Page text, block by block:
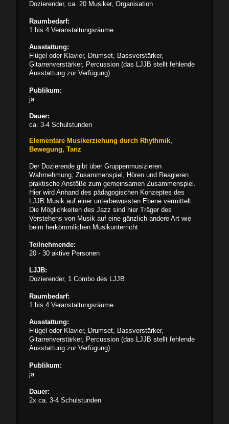
Dozierender, ca. 20 Musiker, Organisation
Raumbedarf:
1 bis 4 Veranstaltungsräume
Ausstattung:
Flügel oder Klavier, Drumset, Bassverstärker,
Gitarrenverstärker, Percussion (das LJJB stellt fehlende
Ausstattung zur Verfügung)
Publikum:
ja
Dauer:
ca. 3-4 Schulstunden
Elementare Musikerziehung durch Rhythmik,
Bewegung, Tanz
Der Dozierende gibt über Gruppenmusizieren
Wahrnehmung, Zusammenspiel, Hören und Reagieren
praktische Anstöße zum gemeinsamen Zusammenspiel.
Hier wird Anhand des pädagogischen Konzeptes des
LJJB Musik auf einer unterbewussten Ebene vermittelt.
Die Möglichkeiten des Jazz sind hier Träger des
Verstehens von Musik auf eine gänzlich andere Art wie
beim herkömmlichen Musikunterricht
Teilnehmende:
20 - 30 aktive Personen
LJJB:
Dozierender, 1 Combo des LJJB
Raumbedarf:
1 bis 4 Veranstaltungsräume
Ausstattung:
Flügel oder Klavier, Drumset, Bassverstärker,
Gitarrenverstärker, Percussion (das LJJB stellt fehlende
Ausstattung zur Verfügung)
Publikum:
ja
Dauer:
2x ca. 3-4 Schulstunden